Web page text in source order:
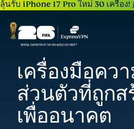
ลุ้นรับ iPhone 17 Pro ใหม่ 30 เครื่อง!
เครื่องมือคว
ส่วนตัวที่ถูกส
เพื่ออนาคต